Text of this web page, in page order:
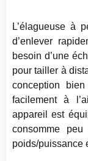
L’élagueuse à
d’enlever
besoin d’une
pour tailler à
conception
facilement à
appareil est
consomme
poids/puissance